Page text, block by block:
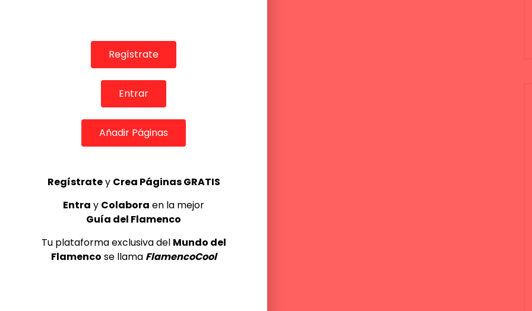
Regístrate
Entrar
Añadir Páginas
Regístratey Crea Páginas GRATIS
Entra y Colabora en la mejor
Guía del Flamenco
Tu plataforma exclusiva del Mundo del
Flamenco se llama FlamencoCool